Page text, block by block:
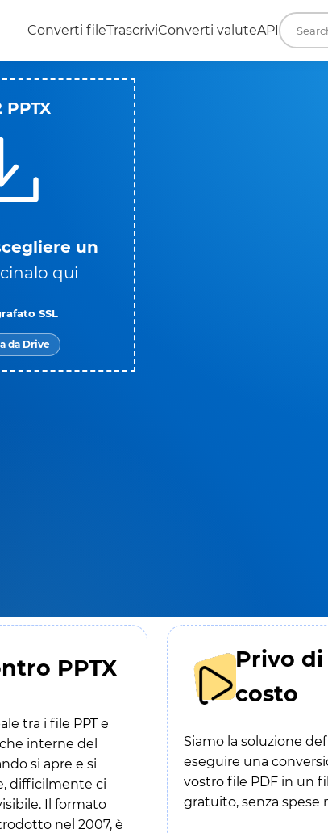
Converti fileTrascriviConverti valuteAPI
PPTX
un
qui
SSL
da Drive
PPTX
tra i file PPT e
interne del
si apre e si
difficilmente ci
Il formato
nel 2007, è
Privo di
costo
Siamo la soluzione
eseguire una
vostro file PDF in un
gratuito, senza spese